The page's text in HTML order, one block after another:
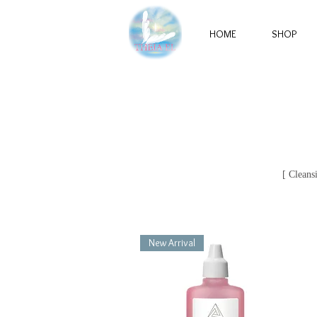
HOME SHOP
[
New Arrival